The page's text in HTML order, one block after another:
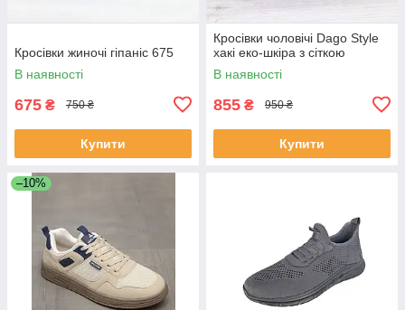
Кросівки жиночі гіпаніс 675
В наявності
675 ₴ 750 ₴
Купити
Кросівки чоловічі Dago Style
хакі еко-шкіра з сіткою
В наявності
855 ₴ 950 ₴
Купити
–10%